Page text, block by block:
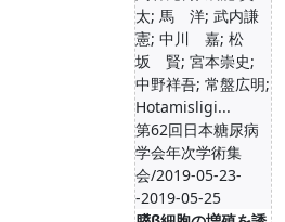
太; 馬 洋; 武内謙
憲; 中川 嘉; 松
坂 賢; 宮本崇史;
中野祥吾; 常盤広明;
Hotamisligi...
第62回日本糖尿病
学会年次学術集
会/2019-05-23-
-2019-05-25